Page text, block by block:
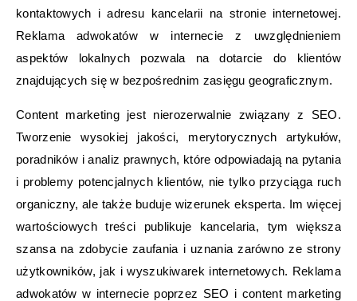
kontaktowych i adresu kancelarii na stronie internetowej.
Reklama adwokatów w internecie z uwzględnieniem
aspektów lokalnych pozwala na dotarcie do klientów
znajdujących się w bezpośrednim zasięgu geograficznym.
Content marketing jest nierozerwalnie związany z SEO.
Tworzenie wysokiej jakości, merytorycznych artykułów,
poradników i analiz prawnych, które odpowiadają na pytania
i problemy potencjalnych klientów, nie tylko przyciąga ruch
organiczny, ale także buduje wizerunek eksperta. Im więcej
wartościowych treści publikuje kancelaria, tym większa
szansa na zdobycie zaufania i uznania zarówno ze strony
użytkowników, jak i wyszukiwarek internetowych. Reklama
adwokatów w internecie poprzez SEO i content marketing